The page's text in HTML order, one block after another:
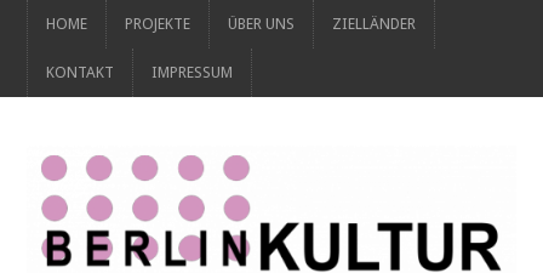
HOME PROJEKTE ÜBER UNS ZIELLÄNDER
KONTAKT IMPRESSUM